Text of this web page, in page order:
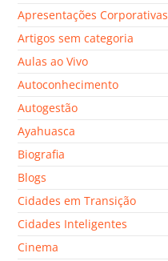
Apresentações Corporativas
Artigos sem categoria
Aulas ao Vivo
Autoconhecimento
Autogestão
Ayahuasca
Biografia
Blogs
Cidades em Transição
Cidades Inteligentes
Cinema